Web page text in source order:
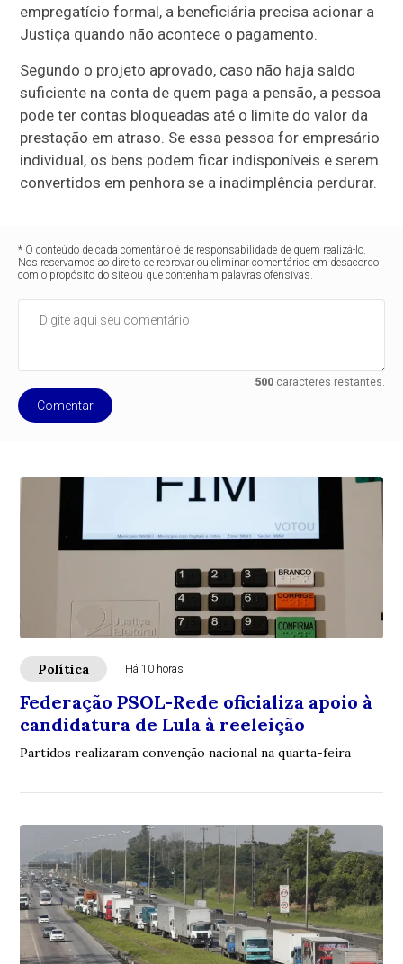
empregatício formal, a beneficiária precisa acionar a
Justiça quando não acontece o pagamento.
Segundo o projeto aprovado, caso não haja saldo
suficiente na conta de quem paga a pensão, a pessoa
pode ter contas bloqueadas até o limite do valor da
prestação em atraso. Se essa pessoa for empresário
individual, os bens podem ficar indisponíveis e serem
convertidos em penhora se a inadimplência perdurar.
* O conteúdo de cada comentário é de responsabilidade de quem realizá-lo.
Nos reservamos ao direito de reprovar ou eliminar comentários em desacordo
com o propósito do site ou que contenham palavras ofensivas.
500caracteres restantes.
Comentar
Política Há 10 horas
Federação PSOL-Rede oficializa apoio à
candidatura de Lula à reeleição
Partidos realizaram convenção nacional na quarta-feira